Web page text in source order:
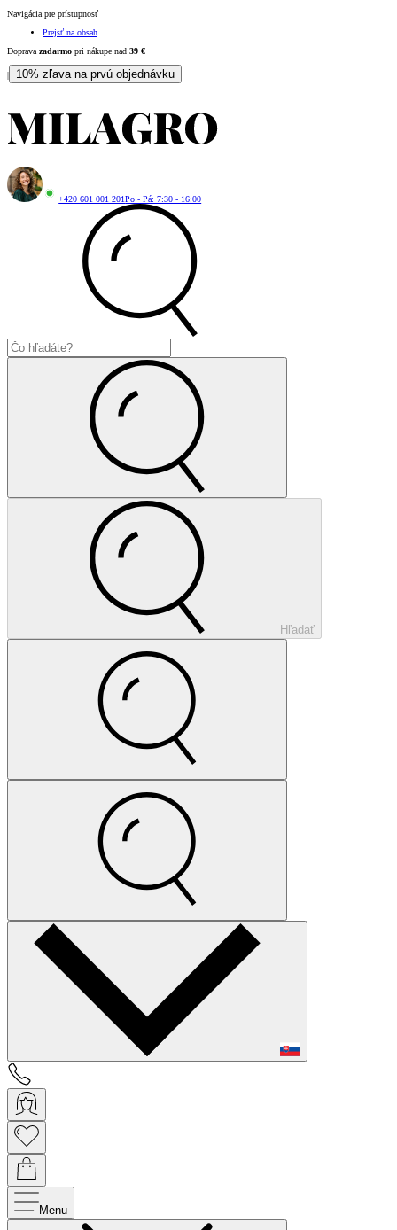
Navigácia pre prístupnosť
Prejsť na obsah
Doprava zadarmo pri nákupe nad 39 €
| 10% zľava na prvú objednávku
+420 601 001 201Po - Pá: 7:30 - 16:00
Hľadať
Menu